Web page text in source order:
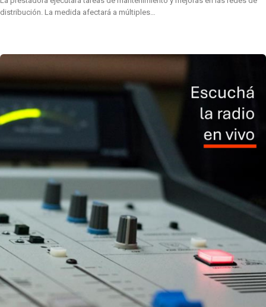
distribución. La medida afectará a múltiples…